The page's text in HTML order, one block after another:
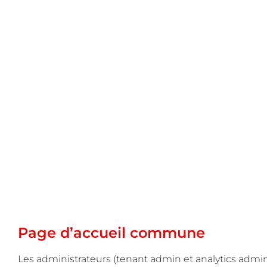
Page d’accueil commune
Les administrateurs (tenant admin et analytics